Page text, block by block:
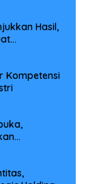
Hasil,
Kompetensi